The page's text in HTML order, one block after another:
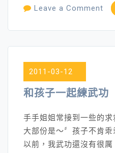
Leave a Comment on
相
本
2011-03-12
和孩子一起練武功
手手姐姐常接到一些的
大部份是～〞孩子不肯
以前，我武功還沒有很厲